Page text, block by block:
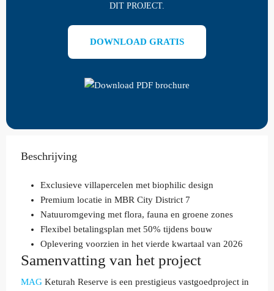
DIT PROJECT.
DOWNLOAD GRATIS
Beschrijving
Exclusieve villapercelen met biophilic design
Premium locatie in MBR City District 7
Natuuromgeving met flora, fauna en groene zones
Flexibel betalingsplan met 50% tijdens bouw
Oplevering voorzien in het vierde kwartaal van 2026
Samenvatting van het project
MAG Keturah Reserve is een prestigieus vastgoedproject in